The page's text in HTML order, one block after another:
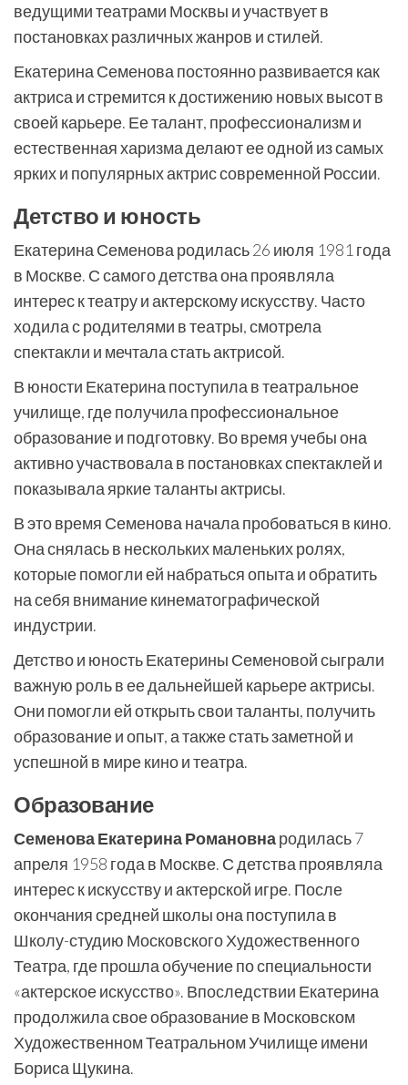
ведущими театрами Москвы и участвует в
постановках различных жанров и стилей.
Екатерина Семенова постоянно развивается как
актриса и стремится к достижению новых высот в
своей карьере. Ее талант, профессионализм и
естественная харизма делают ее одной из самых
ярких и популярных актрис современной России.
Детство и юность
Екатерина Семенова родилась 26 июля 1981 года
в Москве. С самого детства она проявляла
интерес к театру и актерскому искусству. Часто
ходила с родителями в театры, смотрела
спектакли и мечтала стать актрисой.
В юности Екатерина поступила в театральное
училище, где получила профессиональное
образование и подготовку. Во время учебы она
активно участвовала в постановках спектаклей и
показывала яркие таланты актрисы.
В это время Семенова начала пробоваться в кино.
Она снялась в нескольких маленьких ролях,
которые помогли ей набраться опыта и обратить
на себя внимание кинематографической
индустрии.
Детство и юность Екатерины Семеновой сыграли
важную роль в ее дальнейшей карьере актрисы.
Они помогли ей открыть свои таланты, получить
образование и опыт, а также стать заметной и
успешной в мире кино и театра.
Образование
Семенова Екатерина Романовнародилась 7
апреля 1958 года в Москве. С детства проявляла
интерес к искусству и актерской игре. После
окончания средней школы она поступила в
Школу-студию Московского Художественного
Театра, где прошла обучение по специальности
«актерское искусство». Впоследствии Екатерина
продолжила свое образование в Московском
Художественном Театральном Училище имени
Бориса Щукина.